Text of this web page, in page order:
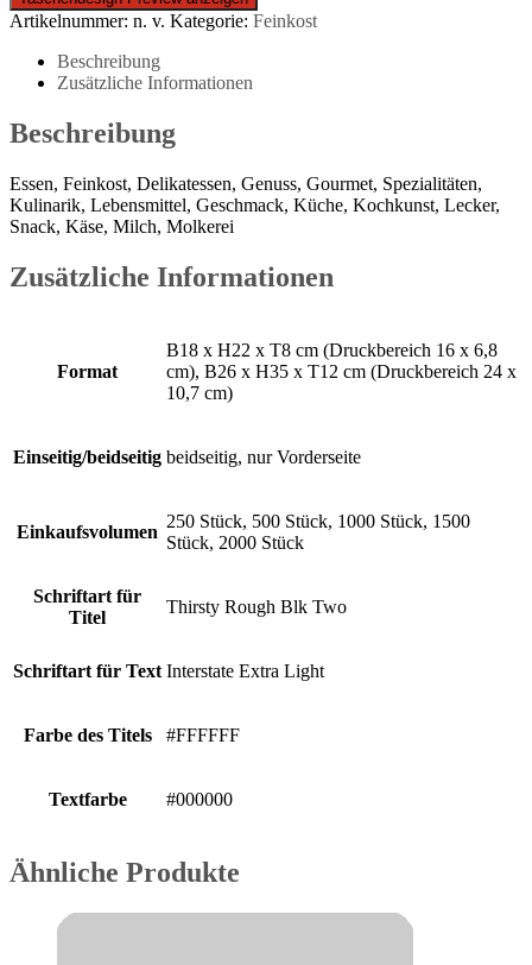
Artikelnummer: n. v. Kategorie: Feinkost
Beschreibung
Zusätzliche Informationen
Beschreibung
Essen, Feinkost, Delikatessen, Genuss, Gourmet, Spezialitäten,
Kulinarik, Lebensmittel, Geschmack, Küche, Kochkunst, Lecker,
Snack, Käse, Milch, Molkerei
Zusätzliche Informationen
Format
B18 x H22 x T8 cm (Druckbereich 16 x 6,8
cm), B26 x H35 x T12 cm (Druckbereich 24 x
10,7 cm)
Einseitig/beidseitig beidseitig, nur Vorderseite
Einkaufsvolumen
250 Stück, 500 Stück, 1000 Stück, 1500
Stück, 2000 Stück
Schriftart für
Titel
Thirsty Rough Blk Two
Schriftart für Text Interstate Extra Light
Farbe des Titels #FFFFFF
Textfarbe #000000
Ähnliche Produkte